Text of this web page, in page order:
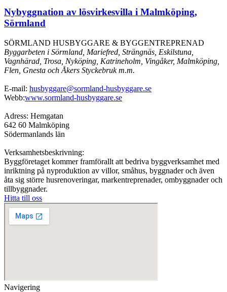
Nybyggnation av lösvirkesvilla i Malmköping,
Sörmland
SÖRMLAND HUSBYGGARE & BYGGENTREPRENAD
Byggarbeten i Sörmland, Mariefred, Strängnäs, Eskilstuna,
Vagnhärad, Trosa, Nyköping, Katrineholm, Vingåker, Malmköping,
Flen, Gnesta och Åkers Styckebruk m.m.
E-mail: husbyggare@sormland-husbyggare.se
Webb:www.sormland-husbyggare.se
Adress: Hemgatan
642 60 Malmköping
Södermanlands län
Verksamhetsbeskrivning:
Byggföretaget kommer framförallt att bedriva byggverksamhet med
inriktning på nyproduktion av villor, småhus, byggnader och även
åta sig större husrenoveringar, markentreprenader, ombyggnader och
tillbyggnader.
Hitta till oss
Navigering